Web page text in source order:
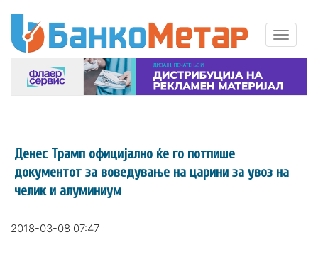
Денес Трамп официјално ќе го потпише
документот за воведување на царини за увоз на
челик и алуминиум
2018-03-08 07:47